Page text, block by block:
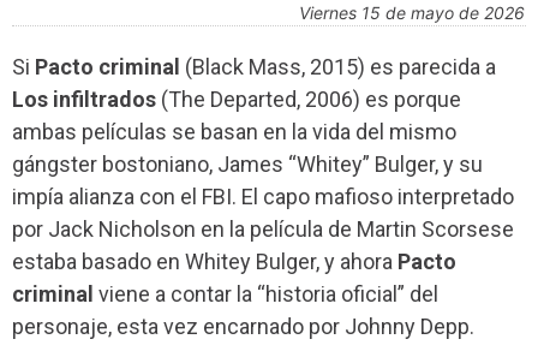
viernes 15 de mayo de 2026
Si Pacto criminal (Black Mass, 2015) es parecida a
Los infiltrados (The Departed, 2006) es porque
ambas películas se basan en la vida del mismo
gángster bostoniano, James “Whitey” Bulger, y su
impía alianza con el FBI. El capo mafioso interpretado
por Jack Nicholson en la película de Martin Scorsese
estaba basado en Whitey Bulger, y ahora Pacto
criminal viene a contar la “historia oficial” del
personaje, esta vez encarnado por Johnny Depp.